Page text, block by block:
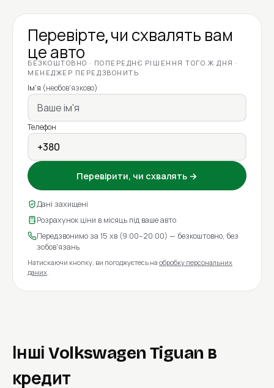
Перевірте, чи схвалять вам
це авто
БЕЗКОШТОВНО · ПОПЕРЕДНЄ РІШЕННЯ ТОГО Ж ДНЯ ·
МЕНЕДЖЕР ПЕРЕДЗВОНИТЬ
Ім'я (необов'язково)
Телефон
Перевірити, чи схвалять →
Дані захищені
Розрахунок ціни в місяць під ваше авто
Передзвонимо за 15 хв (9:00–20:00) — безкоштовно, без
зобов'язань
Натискаючи кнопку, ви погоджуєтесь на обробку персональних
даних.
Інші Volkswagen Tiguan в
кредит